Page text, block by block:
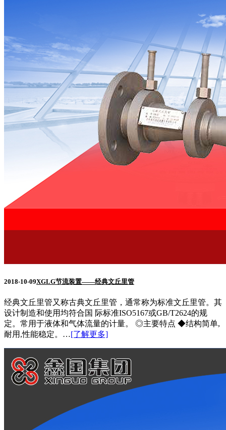
2018-10-09XGLG节流装置——经典文丘里管
经典文丘里管又称古典文丘里管，通常称为标准文丘里管。其
设计制造和使用均符合国 际标准ISO5167或GB/T2624的规
定。常用于液体和气体流量的计量。 ◎主要特点 ◆结构简单,
耐用,性能稳定。…[了解更多]